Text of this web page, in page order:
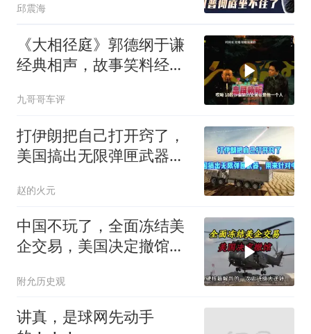
邱震海
《大相径庭》郭德纲于谦
经典相声，故事笑料经典
九哥哥车评
打伊朗把自己打开窍了，
美国搞出无限弹匣武器，
赵的火元
中国不玩了，全面冻结美
企交易，美国决定撤馆，
附允历史观
讲真，是球网先动手